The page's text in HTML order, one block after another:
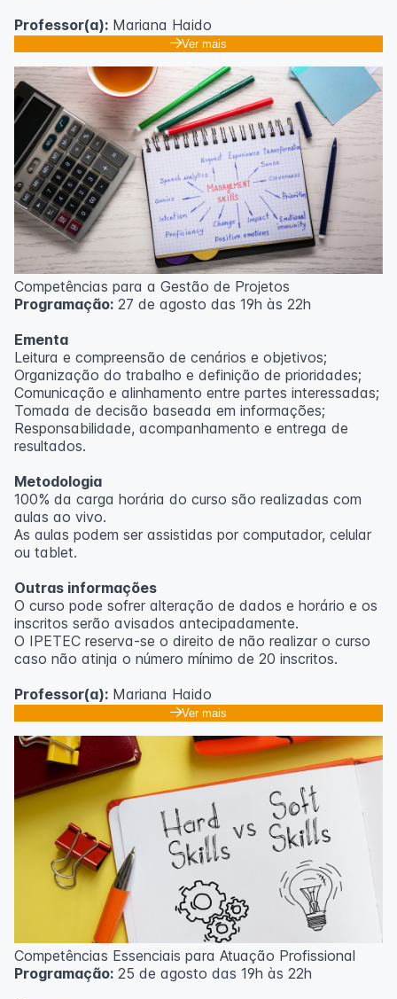
Professor(a): Mariana Haido
Ver mais
Competências para a Gestão de Projetos
Programação: 27 de agosto das 19h às 22h
Ementa
Leitura e compreensão de cenários e objetivos;
Organização do trabalho e definição de prioridades;
Comunicação e alinhamento entre partes interessadas;
Tomada de decisão baseada em informações;
Responsabilidade, acompanhamento e entrega de
resultados.
Metodologia
100% da carga horária do curso são realizadas com
aulas ao vivo.
As aulas podem ser assistidas por computador, celular
ou tablet.
Outras informações
O curso pode sofrer alteração de dados e horário e os
inscritos serão avisados ​​antecipadamente.
O IPETEC reserva-se o direito de não realizar o curso
caso não atinja o número mínimo de 20 inscritos.
Professor(a): Mariana Haido
Ver mais
Competências Essenciais para Atuação Profissional
Programação: 25 de agosto das 19h às 22h